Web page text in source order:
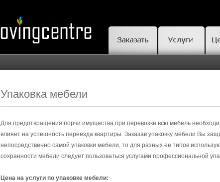
Упаковка мебели
Для предотвращения порчи имущества при перевозке всю мебель
влияет на успешность переезда квартиры. Заказав упаковку мебели Вы
непосредственно самой упаковки мебели, то для разных ее типов
сохранности мебели следует пользоваться услугами профессиональной
Цена на услуги по упаковке мебели: